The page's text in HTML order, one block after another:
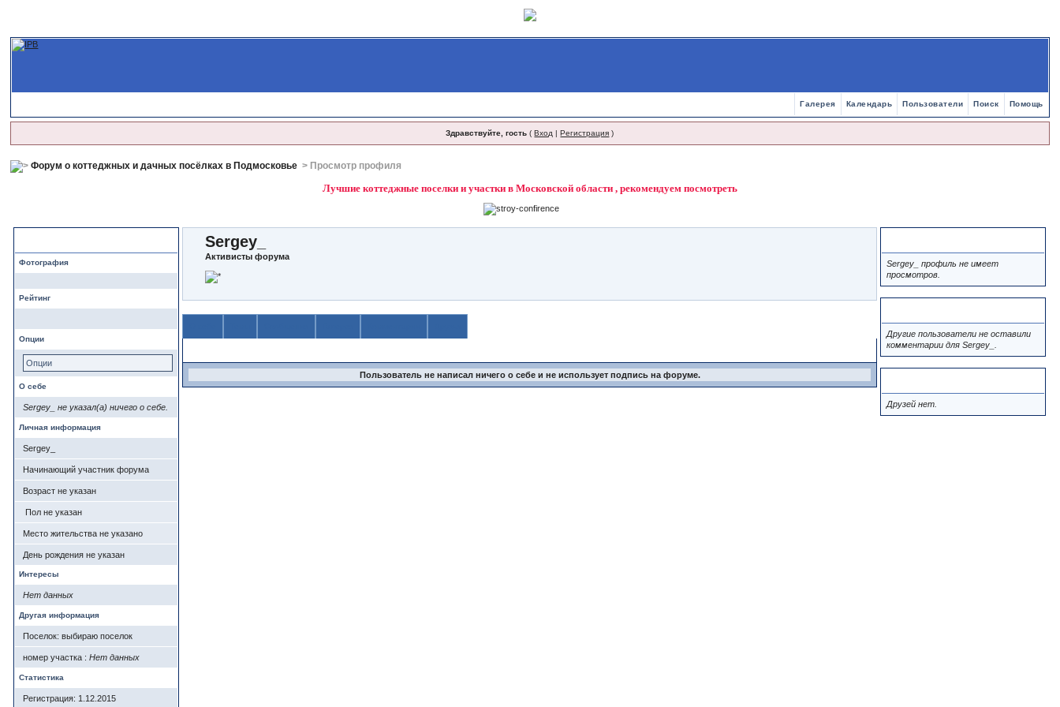
Помощь
Поиск
Пользователи
Календарь
Галерея
Здравствуйте, гость (Вход |Регистрация )
Форум о коттеджных и дачных посёлках в Подмосковье > Просмотр профиля
Лучшие коттеджные поселки и участки в Московской области , рекомендуем посмотреть
Фотография
Рейтинг
Опции
Опции
О себе
Sergey_ не указал(а) ничего о себе.
Личная информация
Sergey_
Начинающий участник форума
Возраст не указан
Пол не указан
Место жительства не указано
День рождения не указан
Интересы
Нет данных
Другая информация
Поселок: выбираю поселок
номер участка :Нет данных
Статистика
Регистрация: 1.12.2015
Sergey_
Активисты форума
Пользователь не написал ничего о себе и не использует подпись на форуме.
Sergey_ профиль не имеет
просмотров.
Другие пользователи не оставили
комментарии для Sergey_.
Друзей нет.